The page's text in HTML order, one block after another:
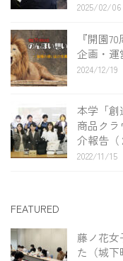
2025/02/06
『開園
企画・運
2024/12/19
本学「創
商品ク
介報告（
2022/11/15
FEATURED
藤ノ花女
た（城下